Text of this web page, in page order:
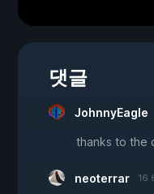
댓글
JohnnyEagle
thanks to the
neoterrar 16